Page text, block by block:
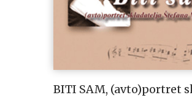
BITI SAM, (avto)portret